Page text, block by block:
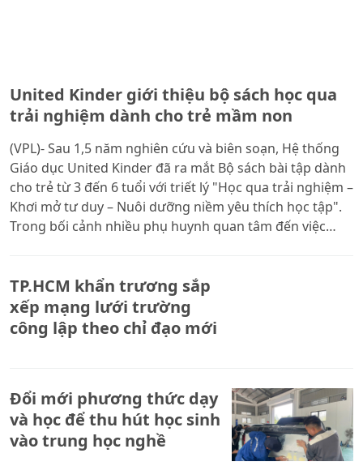
United Kinder giới thiệu bộ sách học qua
trải nghiệm dành cho trẻ mầm non
(VPL)- Sau 1,5 năm nghiên cứu và biên soạn, Hệ thống
Giáo dục United Kinder đã ra mắt Bộ sách bài tập dành
cho trẻ từ 3 đến 6 tuổi với triết lý "Học qua trải nghiệm –
Khơi mở tư duy – Nuôi dưỡng niềm yêu thích học tập".
Trong bối cảnh nhiều phụ huynh quan tâm đến việc
liệu phù hợp với từng giai đoạn phát triển của trẻ.
TP.HCM khẩn trương sắp
xếp mạng lưới trường
công lập theo chỉ đạo mới
Đổi mới phương thức dạy
và học để thu hút học sinh
vào trung học nghề